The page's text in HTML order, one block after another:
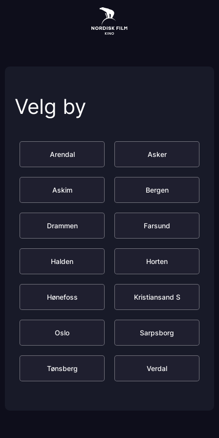
Velg by
Arendal Asker
Askim Bergen
Drammen Farsund
Halden Horten
Hønefoss Kristiansand S
Oslo Sarpsborg
Tønsberg Verdal